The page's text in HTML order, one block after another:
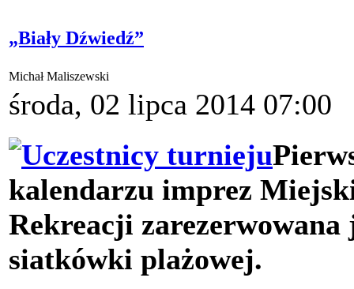
„Biały Dźwiedź”
Michał Maliszewski
środa, 02 lipca 2014 07:00
kalendarzu imprez
Rekreacji
siatkówki plażowej.